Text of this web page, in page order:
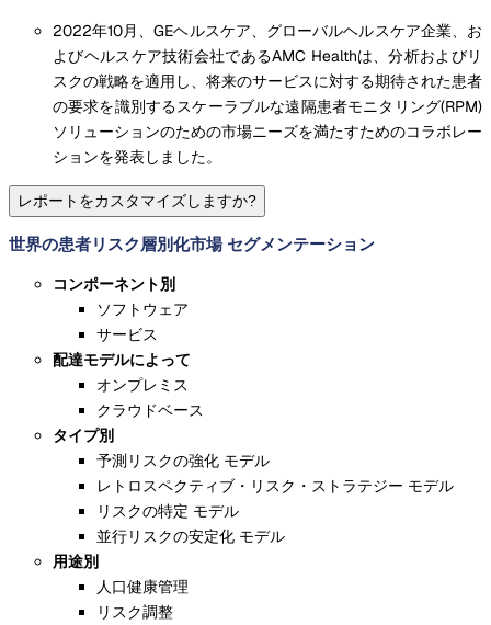
2022年10月、GEヘルスケア、グローバルヘルスケア企業、お
よびヘルスケア技術会社であるAMC Healthは、分析およびリ
スクの戦略を適用し、将来のサービスに対する期待された患者
の要求を識別するスケーラブルな遠隔患者モニタリング(RPM)
ソリューションのための市場ニーズを満たすためのコラボレー
ションを発表しました。
レポートをカスタマイズしますか?
世界の患者リスク層別化市場 セグメンテーション
コンポーネント別
ソフトウェア
サービス
配達モデルによって
オンプレミス
クラウドベース
タイプ別
予測リスクの強化 モデル
レトロスペクティブ・リスク・ストラテジー モデル
リスクの特定 モデル
並行リスクの安定化 モデル
用途別
人口健康管理
リスク調整